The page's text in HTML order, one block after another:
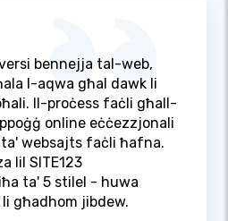
bennejja tal-web,
l-aqwa għal dawk li
Il-proċess faċli għall-
online eċċezzjonali
websajts faċli ħafna.
lil SITE123
ta' 5 stilel - huwa
għadhom jibdew.